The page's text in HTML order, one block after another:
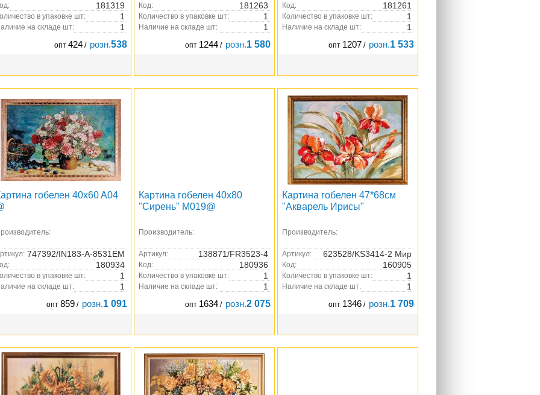
181319
в упаковке шт: 1
на складе шт: 1
опт 424 / розн.538
Код: 181263
Количество в упаковке шт: 1
Наличие на складе шт: 1
опт 1244 / розн.1 580
Код: 181261
Количество в упаковке шт: 1
Наличие на складе шт: 1
опт 1207 / розн.1 533
гобелен 40x60 A04
747392/IN183-A-8531EM
180934
в упаковке шт: 1
на складе шт: 1
опт 859 / розн.1 091
Картина гобелен 40х80
"Сирень" M019@
Производитель:
Артикул: 138871/FR3523-4
Код: 180936
Количество в упаковке шт: 1
Наличие на складе шт: 1
опт 1634 / розн.2 075
Картина гобелен 47*68см
"Акварель Ирисы"
Производитель:
Артикул: 623528/KS3414-2 Мир
Код: 160905
Количество в упаковке шт: 1
Наличие на складе шт: 1
опт 1346 / розн.1 709